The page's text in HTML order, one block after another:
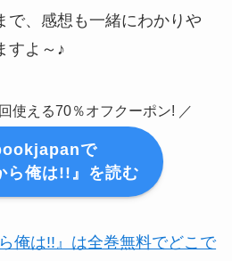
で、感想も一緒にわかりや
すよ～♪
使える70％オフクーポン! ／
で
ら俺は!!』を読む
俺は!!』は全巻無料でどこで